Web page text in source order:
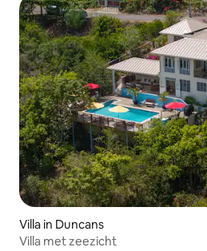
Villa in Duncans
Villa met zeezicht